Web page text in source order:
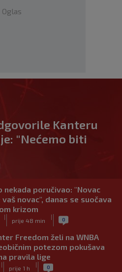
Oglas
Kanteru
"Nećemo biti
nekada poručivao: "Novac
vaš novac", danas se suočava
krizom
|
prije 48 min
| 0
Freedom želi na WNBA
potezom pokušava
pravila lige
|
prije 1 h
| 0